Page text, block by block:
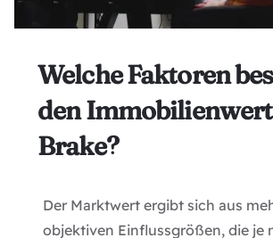
Welche Faktoren
den
Brake?
Der Marktwert ergibt sich aus
objektiven Einflussgrößen, die je